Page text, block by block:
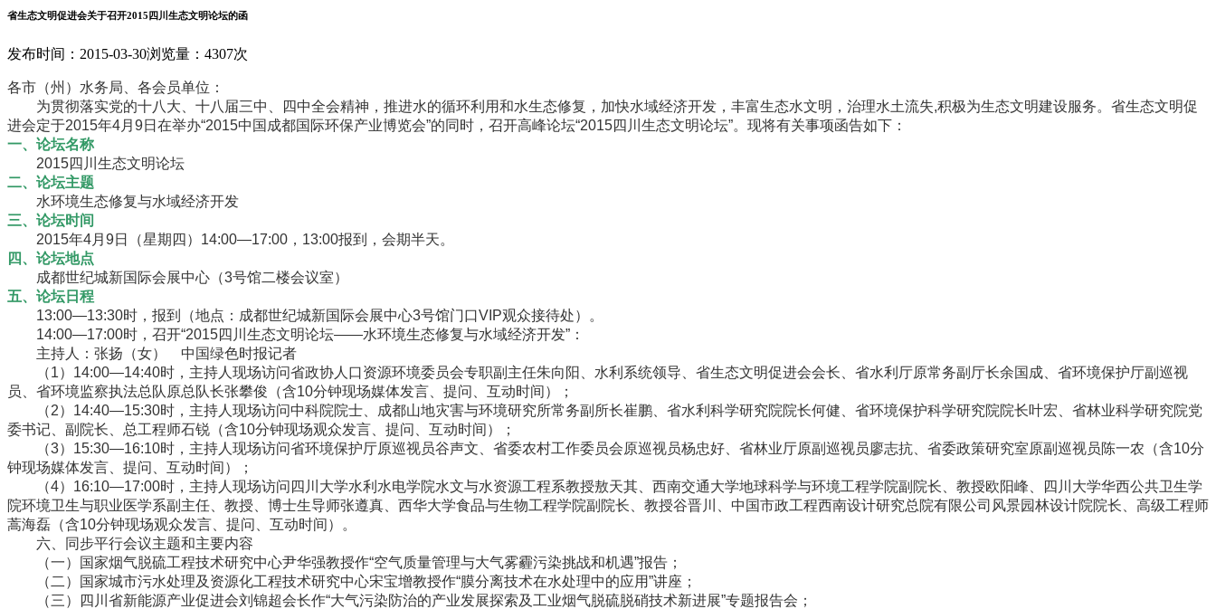
省生态文明促进会关于召开2015四川生态文明论坛的函
发布时间：2015-03-30浏览量：4307次
各市（州）水务局、各会员单位：
为贯彻落实党的十八大、十八届三中、四中全会精神，推进水的循环利用和水生态修复，加快水域经济开发，丰富生态水文明，治理水土流失,积极为生态文明建设服务。省生态文明促
进会定于2015年4月9日在举办“2015中国成都国际环保产业博览会”的同时，召开高峰论坛“2015四川生态文明论坛”。现将有关事项函告如下：
一、论坛名称
2015四川生态文明论坛
二、论坛主题
水环境生态修复与水域经济开发
三、论坛时间
2015年4月9日（星期四）14:00—17:00，13:00报到，会期半天。
四、论坛地点
成都世纪城新国际会展中心（3号馆二楼会议室）
五、论坛日程
13:00—13:30时，报到（地点：成都世纪城新国际会展中心3号馆门口VIP观众接待处）。
14:00—17:00时，召开“2015四川生态文明论坛——水环境生态修复与水域经济开发”：
主持人：张扬（女） 中国绿色时报记者
（1）14:00—14:40时，主持人现场访问省政协人口资源环境委员会专职副主任朱向阳、水利系统领导、省生态文明促进会会长、省水利厅原常务副厅长余国成、省环境保护厅副巡视
员、省环境监察执法总队原总队长张攀俊（含10分钟现场媒体发言、提问、互动时间）；
（2）14:40—15:30时，主持人现场访问中科院院士、成都山地灾害与环境研究所常务副所长崔鹏、省水利科学研究院院长何健、省环境保护科学研究院院长叶宏、省林业科学研究院党
委书记、副院长、总工程师石锐（含10分钟现场观众发言、提问、互动时间）；
（3）15:30—16:10时，主持人现场访问省环境保护厅原巡视员谷声文、省委农村工作委员会原巡视员杨忠好、省林业厅原副巡视员廖志抗、省委政策研究室原副巡视员陈一农（含10分
钟现场媒体发言、提问、互动时间）；
（4）16:10—17:00时，主持人现场访问四川大学水利水电学院水文与水资源工程系教授敖天其、西南交通大学地球科学与环境工程学院副院长、教授欧阳峰、四川大学华西公共卫生学
院环境卫生与职业医学系副主任、教授、博士生导师张遵真、西华大学食品与生物工程学院副院长、教授谷晋川、中国市政工程西南设计研究总院有限公司风景园林设计院院长、高级工程师
蒿海磊（含10分钟现场观众发言、提问、互动时间）。
六、同步平行会议主题和主要内容
（一）国家烟气脱硫工程技术研究中心尹华强教授作“空气质量管理与大气雾霾污染挑战和机遇”报告；
（二）国家城市污水处理及资源化工程技术研究中心宋宝增教授作“膜分离技术在水处理中的应用”讲座；
（三）四川省新能源产业促进会刘锦超会长作“大气污染防治的产业发展探索及工业烟气脱硫脱硝技术新进展”专题报告会；